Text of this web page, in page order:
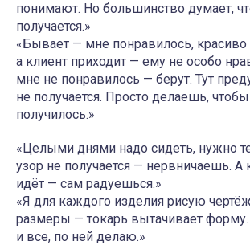
понимают. Но большинство думает,
получается.»
«Бывает — мне понравилось, красиво
а клиент приходит — ему не особо
мне не понравилось — берут. Тут
не получается. Просто делаешь,
получилось.»
«Целыми днями надо сидеть, нужно
узор не получается — нервничаешь. А
идёт — сам радуешься.»
«Я для каждого изделия рисую
размеры — токарь вытачивает
и все, по ней делаю.»